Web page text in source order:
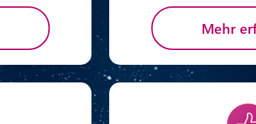
Mehr